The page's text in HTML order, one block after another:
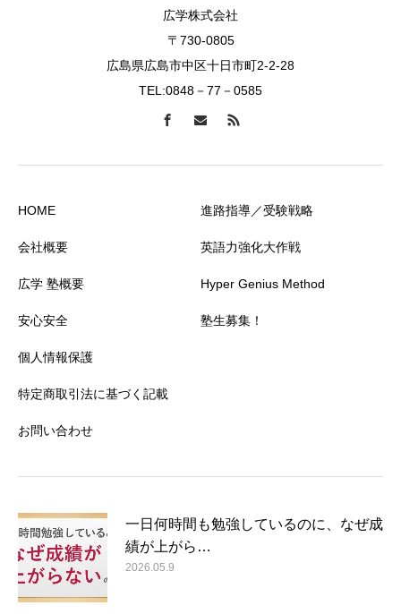
広学株式会社
〒730-0805
広島県広島市中区十日市町2-2-28
TEL:0848－77－0585
HOME
会社概要
広学 塾概要
安心安全
個人情報保護
特定商取引法に基づく記載
お問い合わせ
進路指導／受験戦略
英語力強化大作戦
Hyper Genius Method
塾生募集！
一日何時間も勉強しているのに、なぜ成
績が上がら…
2026.05.9